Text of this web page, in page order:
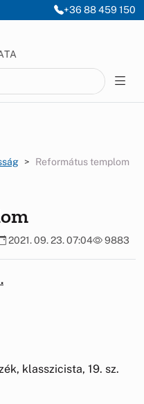
+36 88 459 150
Református templom
2021. 09. 23. 07:04 9883
klasszicista, 19. sz.